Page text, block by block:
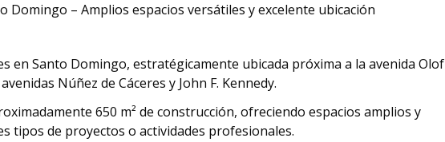
Domingo – Amplios espacios versátiles y excelente ubicación
en Santo Domingo, estratégicamente ubicada próxima a la avenida Olof
Núñez de Cáceres y John F. Kennedy.
650 m² de construcción, ofreciendo espacios amplios y
tipos de proyectos o actividades profesionales.